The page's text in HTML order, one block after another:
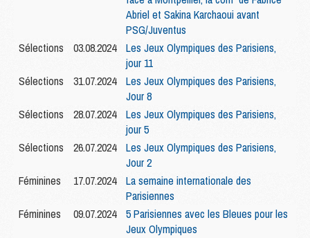
Abriel et Sakina Karchaoui avant
PSG/Juventus
Sélections
03.08.2024
Les Jeux Olympiques des Parisiens,
jour 11
Sélections
31.07.2024
Les Jeux Olympiques des Parisiens,
Jour 8
Sélections
28.07.2024
Les Jeux Olympiques des Parisiens,
jour 5
Sélections
26.07.2024
Les Jeux Olympiques des Parisiens,
Jour 2
Féminines
17.07.2024
La semaine internationale des
Parisiennes
Féminines
09.07.2024
5 Parisiennes avec les Bleues pour les
Jeux Olympiques